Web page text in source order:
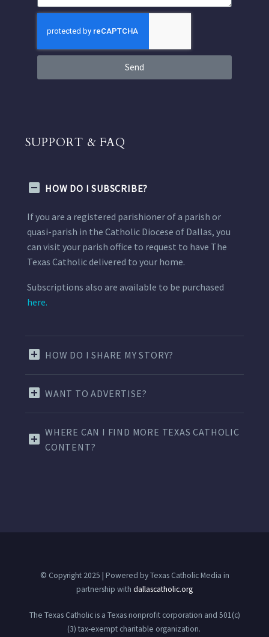
Send
SUPPORT & FAQ
HOW DO I SUBSCRIBE?
If you are a registered parishioner of a parish or
quasi-parish in the Catholic Diocese of Dallas, you
can visit your parish office to request to have The
Texas Catholic delivered to your home.
Subscriptions also are available to be purchased
here.
HOW DO I SHARE MY STORY?
WANT TO ADVERTISE?
WHERE CAN I FIND MORE TEXAS CATHOLIC
CONTENT?
© Copyright 2025 | Powered by Texas Catholic Media in
partnership with dallascatholic.org
The Texas Catholic is a Texas nonprofit corporation and 501(c)
(3) tax-exempt charitable organization.